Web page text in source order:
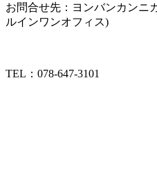
お問合せ先：ヨンバンカンニ
ルインワンオフィス)
TEL：078-647-3101